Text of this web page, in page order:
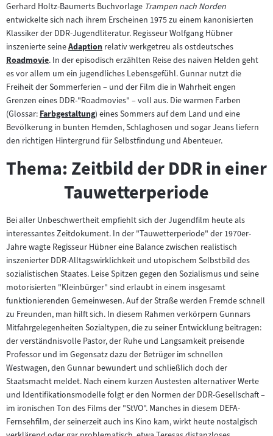
Gerhard Holtz-Baumerts Buchvorlage Trampen nach Norden
entwickelte sich nach ihrem Erscheinen 1975 zu einem kanonisierten
Klassiker der DDR-Jugendliteratur. Regisseur Wolfgang Hübner
inszenierte seineZum
Inhalt:
Adaption relativ werkgetreu als ostdeutsches
Zum
Inhalt:
Roadmovie. In der episodisch erzählten Reise des naiven Helden geht
es vor allem um ein jugendliches Lebensgefühl. Gunnar nutzt die
Freiheit der Sommerferien – und der Film die in Wahrheit engen
Grenzen eines DDR-"Roadmovies" – voll aus. Die warmen Farben
(Glossar:Zum
Inhalt:
Farbgestaltung) eines Sommers auf dem Land und eine
Bevölkerung in bunten Hemden, Schlaghosen und sogar Jeans liefern
den richtigen Hintergrund für Selbstfindung und Abenteuer.
Thema: Zeitbild der DDR in einer
Tauwetterperiode
Bei aller Unbeschwertheit empfiehlt sich der Jugendfilm heute als
interessantes Zeitdokument. In der "Tauwetterperiode" der 1970er-
Jahre wagte Regisseur Hübner eine Balance zwischen realistisch
inszenierter DDR-Alltagswirklichkeit und utopischem Selbstbild des
sozialistischen Staates. Leise Spitzen gegen den Sozialismus und seine
motorisierten "Kleinbürger" sind erlaubt in einem insgesamt
funktionierenden Gemeinwesen. Auf der Straße werden Fremde schnell
zu Freunden, man hilft sich. In diesem Rahmen verkörpern Gunnars
Mitfahrgelegenheiten Sozialtypen, die zu seiner Entwicklung beitragen:
der verständnisvolle Pastor, der Ruhe und Langsamkeit preisende
Professor und im Gegensatz dazu der Betrüger im schnellen
Westwagen, den Gunnar bewundert und schließlich doch der
Staatsmacht meldet. Nach einem kurzen Austesten alternativer Werte
und Identifikationsmodelle folgt er den Normen der DDR-Gesellschaft –
im ironischen Ton des Films der "StVO". Manches in diesem DEFA-
Fernsehfilm, der seinerzeit auch ins Kino kam, wirkt heute nostalgisch